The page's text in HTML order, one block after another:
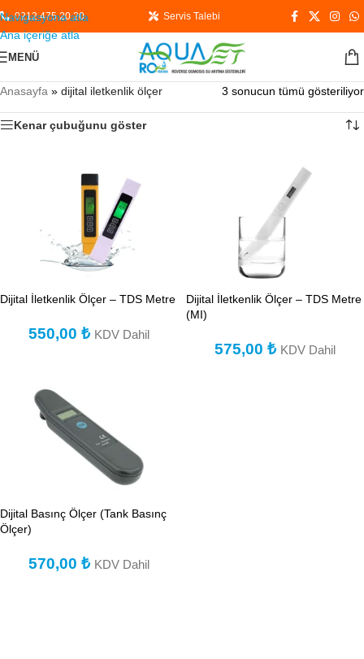
Navigasyona atla
Ana içeriğe atla
0212 475 20 20 Servis Talebi
MENÜ
Anasayfa » dijital iletkenlik ölçer 3 sonucun tümü gösteriliyor
Kenar çubuğunu göster
Dijital İletkenlik Ölçer – TDS Metre
550,00 ₺ KDV Dahil
Dijital İletkenlik Ölçer – TDS Metre
(MI)
575,00 ₺ KDV Dahil
Dijital Basınç Ölçer (Tank Basınç
Ölçer)
570,00 ₺ KDV Dahil